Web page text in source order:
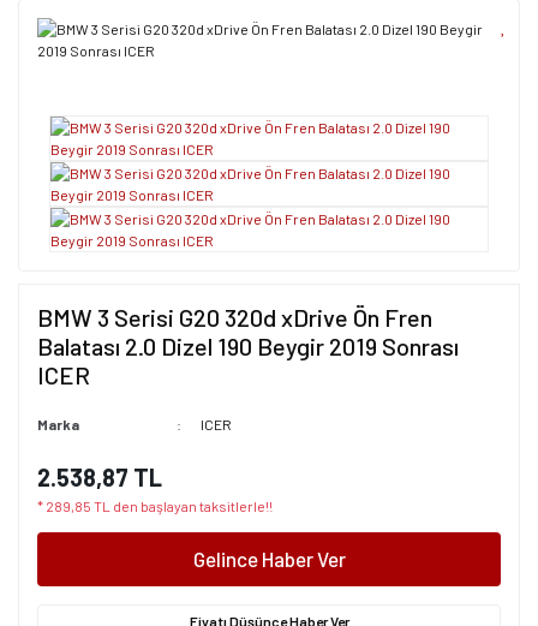
BMW 3 Serisi G20 320d xDrive Ön Fren
Balatası 2.0 Dizel 190 Beygir 2019 Sonrası
ICER
Marka ICER
2.538,87 TL
* 289,85 TL den başlayan taksitlerle!!
Gelince Haber Ver
Fiyatı Düşünce Haber Ver